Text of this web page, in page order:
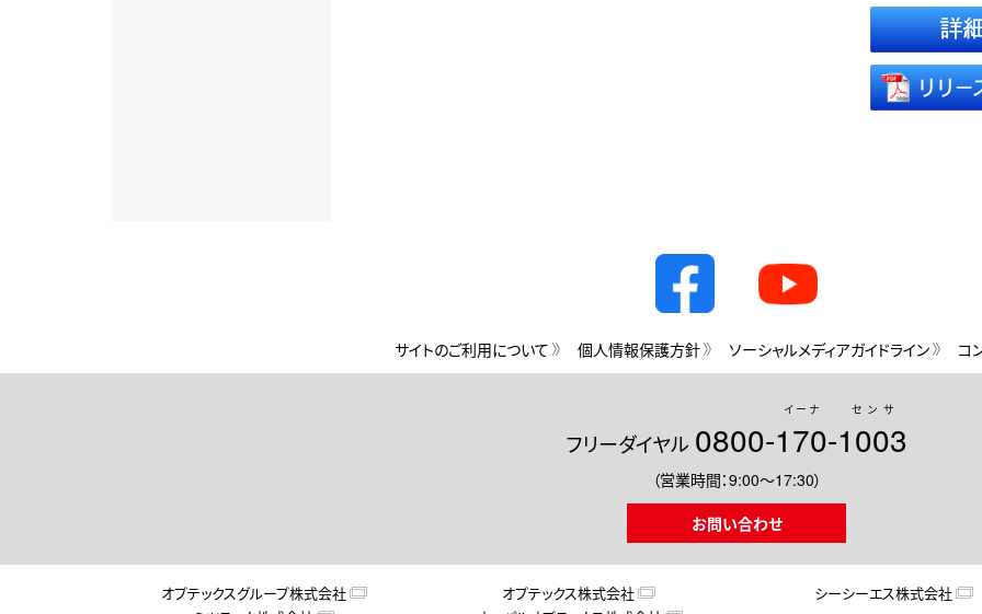
サイトのご利用について 個人情報保護方針 ソーシャルメディアガイドライン コ
フリーダイヤル 0800-170
イーナ
-1003
センサ
（営業時間：9:00～17:30）
お問い合わせ
オプテックスグループ株式会社 オプテックス株式会社
シーシーエス株式会社